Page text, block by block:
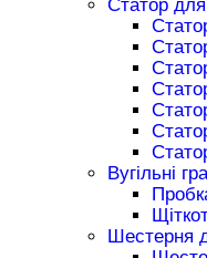
Статор для
Вугільні
Шестерня